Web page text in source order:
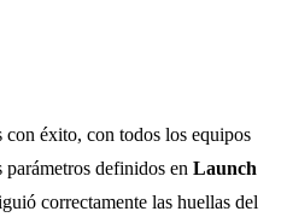
éxito, con todos los equipos
parámetros definidos en Launch
correctamente las huellas del